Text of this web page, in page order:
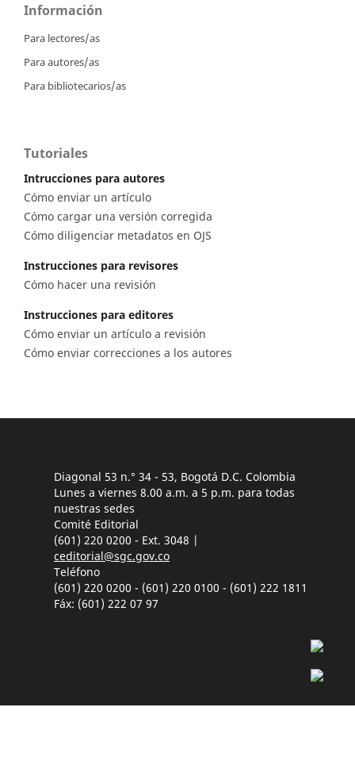
Información
Para lectores/as
Para autores/as
Para bibliotecarios/as
Tutoriales
Intrucciones para autores
Cómo enviar un artículo
Cómo cargar una versión corregida
Cómo diligenciar metadatos en OJS
Instrucciones para revisores
Cómo hacer una revisión
Instrucciones para editores
Cómo enviar un artículo a revisión
Cómo enviar correcciones a los autores
Diagonal 53 n.° 34 - 53, Bogotá D.C. Colombia
Lunes a viernes 8.00 a.m. a 5 p.m. para todas
nuestras sedes
Comité Editorial
(601) 220 0200 - Ext. 3048 |
ceditorial@sgc.gov.co
Teléfono
(601) 220 0200 - (601) 220 0100 - (601) 222 1811
Fáx: (601) 222 07 97